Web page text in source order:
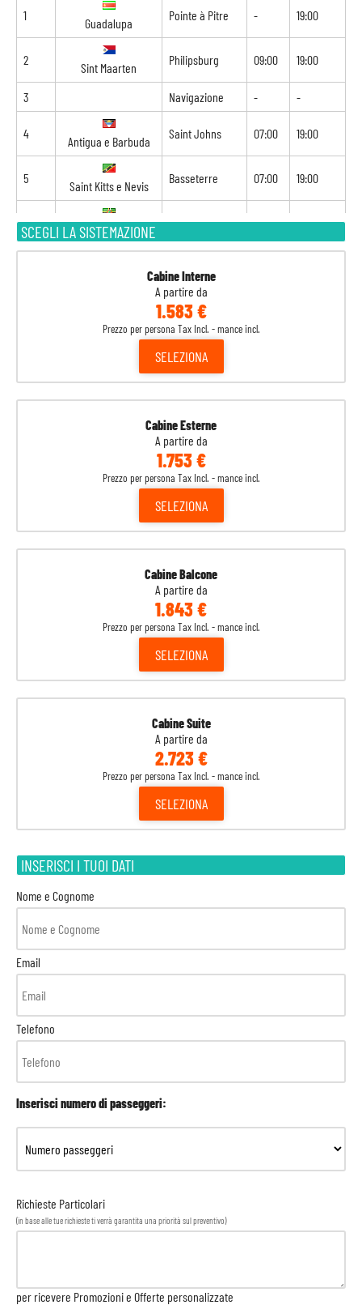
SCEGLI LA SISTEMAZIONE
Cabine Interne
A partire da
1.583 €
Prezzo per persona Tax Incl. - mance incl.
SELEZIONA
Cabine Esterne
A partire da
1.753 €
Prezzo per persona Tax Incl. - mance incl.
SELEZIONA
Cabine Balcone
A partire da
1.843 €
Prezzo per persona Tax Incl. - mance incl.
SELEZIONA
Cabine Suite
A partire da
2.723 €
Prezzo per persona Tax Incl. - mance incl.
SELEZIONA
INSERISCI I TUOI DATI
Nome e Cognome
Email
Telefono
Inserisci numero di passeggeri:
Richieste Particolari
(in base alle tue richieste ti verrà garantita una priorità sul preventivo)
per ricevere Promozioni e Offerte personalizzate
1
Guadalupa
Pointe à Pitre - 19:00
2
Sint Maarten
Philipsburg 09:00 19:00
3 Navigazione - -
4
Antigua e Barbuda
Saint Johns 07:00 19:00
5
Saint Kitts e Nevis
Basseterre 07:00 19:00
6
Dominica
Roseau 07:00 19:00
Pointe à Pitre